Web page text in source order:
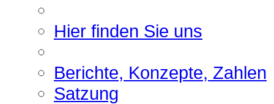
Hier finden Sie uns
Berichte, Konzepte, Zahlen
Satzung